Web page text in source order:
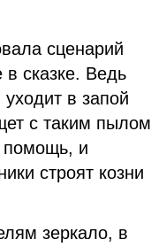
сценарий
в сказке. Ведь
в запой
с таким пылом
помощь, и
строят козни
зеркало, в